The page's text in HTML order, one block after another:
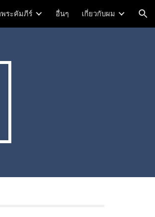
ระคัมภีร์ อื่นๆ เกี่ยวกับผม